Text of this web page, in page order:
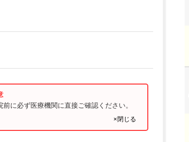
に必ず医療機関に直接ご確認ください。
×閉じる